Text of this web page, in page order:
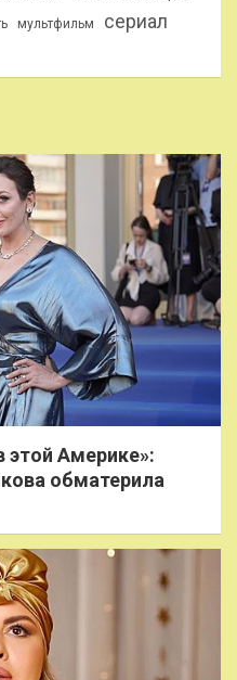
мультфильм
сериал
Америке»:
обматерила